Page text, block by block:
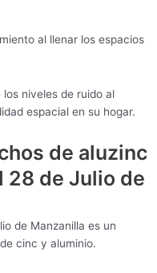
al llenar los espacios
niveles de ruido al
espacial en su hogar.
de aluzinc
28 de Julio de
de Manzanilla es un
cinc y aluminio.